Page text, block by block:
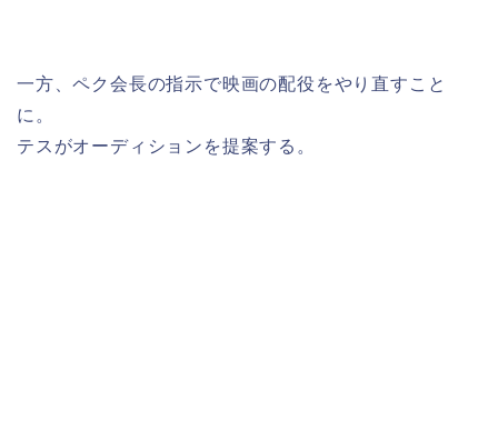
一方、ペク会長の指示で映画の配役をやり直すこと
に。
テスがオーディションを提案する。